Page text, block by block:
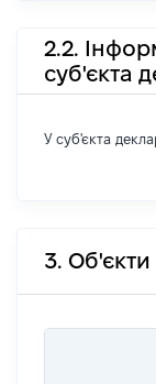
2.2.
суб'єкта
У суб'єкта
3. Об'єкти